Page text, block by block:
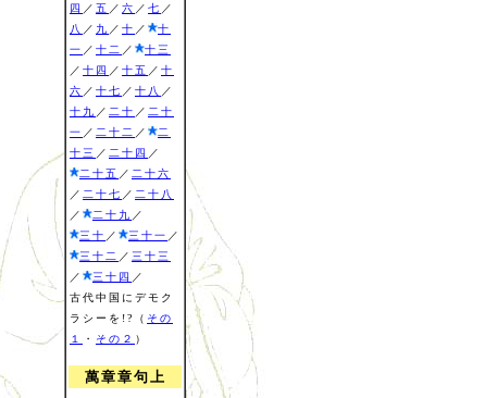
四 ／ 五 ／ 六 ／ 七 ／
八 ／ 九 ／ 十 ／
十
一 ／ 十二 ／
十三
／ 十四 ／ 十五 ／ 十
六 ／ 十七 ／ 十八 ／
十九 ／ 二十 ／ 二十
一 ／ 二十二 ／
二
十三 ／ 二十四 ／
二十五 ／ 二十六
／ 二十七 ／ 二十八
／
二十九 ／
三十 ／ 三十一 ／
三十二 ／ 三十三
／
三十四 ／
古代中国にデモク
ラシーを!?（ その
１
・ その２ ）
萬章章句上